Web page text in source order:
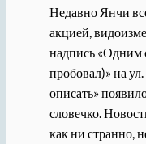
Недавно Янчи
акцией,
надпись «Одним
пробовал)» на
описать»
словечко.
как ни странно,